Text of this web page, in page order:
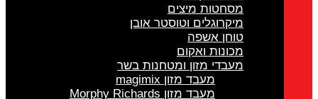
מסחטות מיצים
מיקרוגלים וטוסטר אובן
טוחן אשפה
מכונות ואקום
מעבדי מזון ומטחנות בשר
מעבד מזון magimix
מעבד מזון Morphy Richards